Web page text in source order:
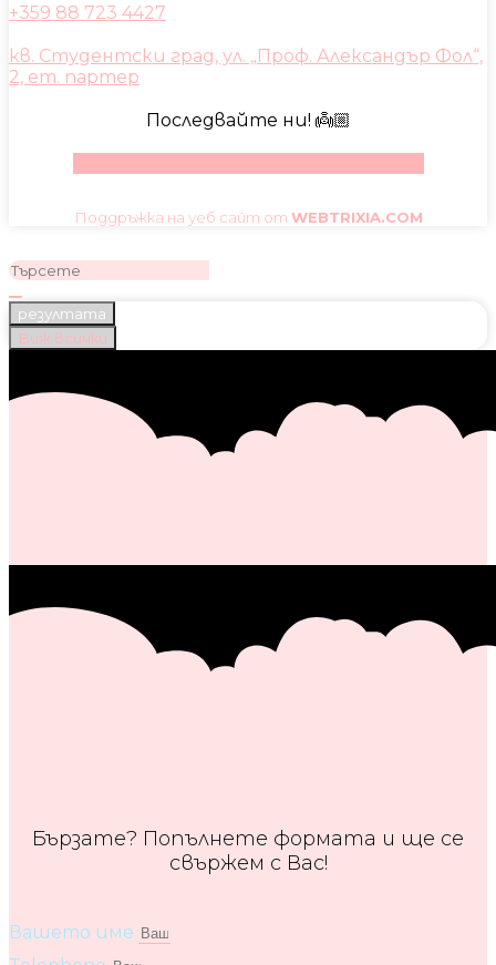
+359 88 723 4427
кв. Студентски град, ул. „Проф. Александър Фол“,
2, ет. партер
Последвайте ни! 👼🏼
Поддръжка на уеб сайт от WEBTRIXIA.COM
резултата
Виж всички
Бързате? Попълнете формата и ще се
свържем с Вас!
Вашето име